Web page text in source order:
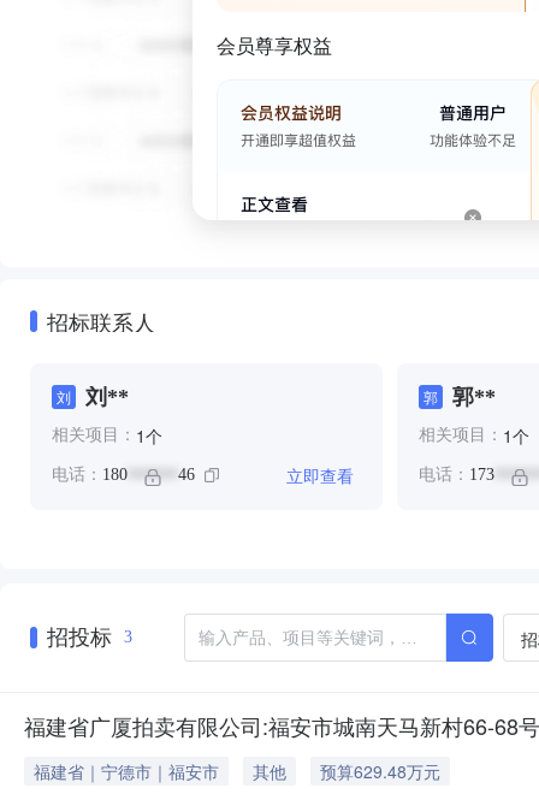
会员尊享权益
招标联系人
刘 刘**
相关项目： 1个
电话： 180 ****** 46 立即查看
郭 郭**
相关项目： 1个
电话： 173
招投标 3
福建省广厦拍卖有限公司:福安市城南天马新村66-68
福建省｜宁德市｜福安市 其他
预算629.48万元